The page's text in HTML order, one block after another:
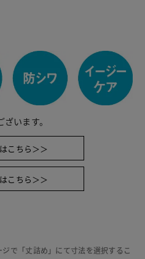
います。
こちら＞＞
こちら＞＞
で「丈詰め」にて寸法を選択するこ